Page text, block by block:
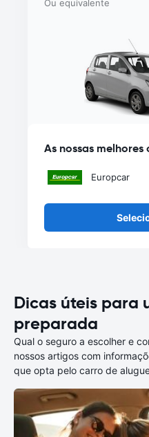
Ou equivalente
As nossas melhores
Europcar
Dicas úteis para
preparada
Qual o seguro a escolher e
nossos artigos com
que opta pelo carro de